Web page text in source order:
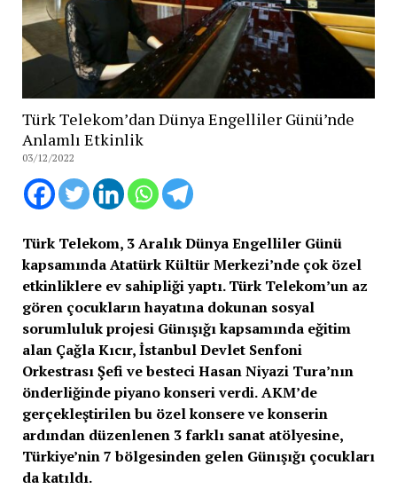
Türk Telekom’dan Dünya Engelliler Günü’nde
Anlamlı Etkinlik
03/12/2022
Türk Telekom, 3 Aralık Dünya Engelliler Günü
kapsamında Atatürk Kültür Merkezi’nde çok özel
etkinliklere ev sahipliği yaptı. Türk Telekom’un az
gören çocukların hayatına dokunan sosyal
sorumluluk projesi Günışığı kapsamında eğitim
alan Çağla Kıcır, İstanbul Devlet Senfoni
Orkestrası Şefi ve besteci Hasan Niyazi Tura’nın
önderliğinde piyano konseri verdi.AKM’de
gerçekleştirilen bu özel konsere ve konserin
ardından düzenlenen 3 farklı sanat atölyesine,
Türkiye’nin 7 bölgesinden gelen Günışığı çocukları
da katıldı.